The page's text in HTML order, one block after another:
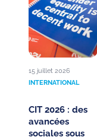
15 juillet 2026
INTERNATIONAL
CIT 2026 : des
avancées
sociales sous